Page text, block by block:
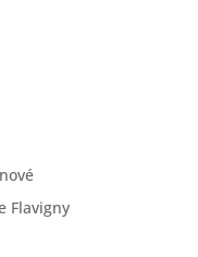
Flavigny